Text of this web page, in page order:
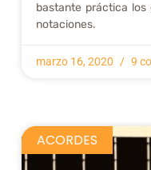
bastante práctica los
notaciones.
marzo 16, 2020 9
ACORDES